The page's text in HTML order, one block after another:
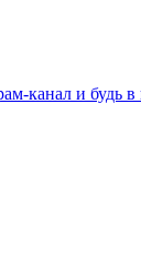
канал и будь в